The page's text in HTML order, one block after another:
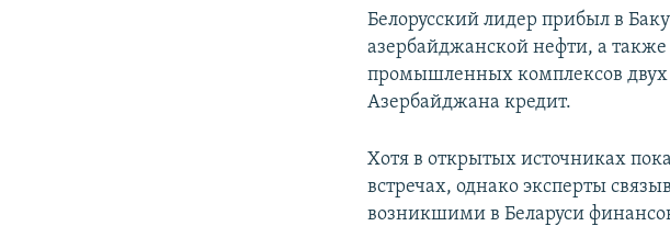
Белорусский лидер прибыл в
азербайджанской нефти, а также
промышленных комплексов двух
Азербайджана кредит.
Хотя в открытых источниках
встречах, однако эксперты
возникшими в Беларуси